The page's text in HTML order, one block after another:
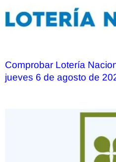
Comprobar Lotería
jueves 6 de agosto de